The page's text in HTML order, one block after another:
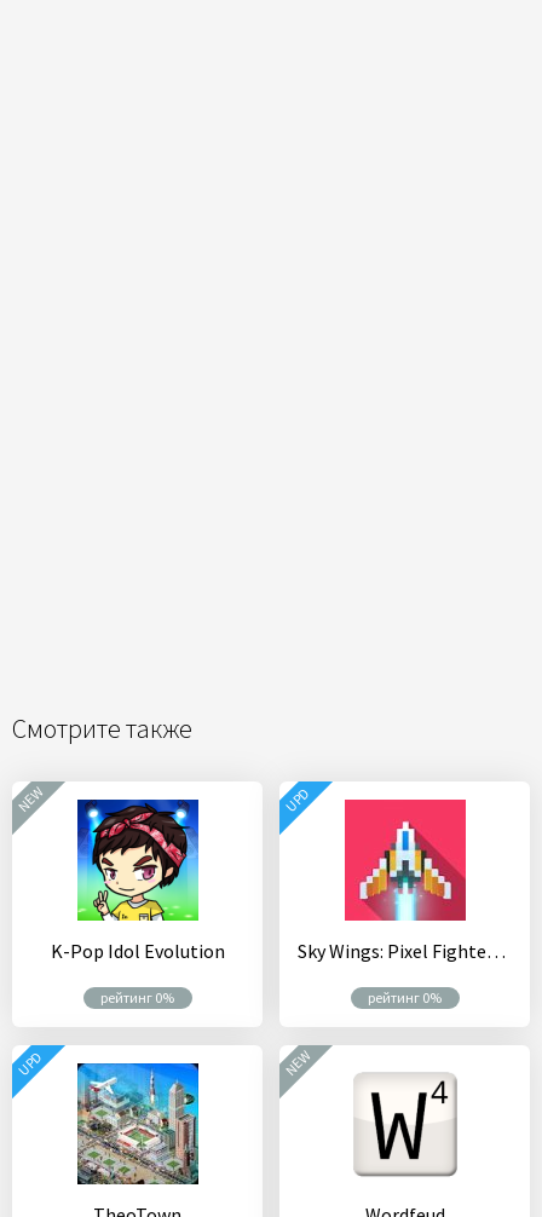
Смотрите также
K-Pop Idol Evolution
рейтинг 0%
NEW
Sky Wings: Pixel Fighter 3D
рейтинг 0%
UPD
UPD NEW